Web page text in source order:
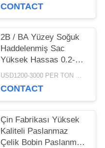
CONTACT
2B / BA Yüzey Soğuk
Haddelenmiş Sac
Yüksek Hassas 0.2-
100mm Kalınlık
USD1200-3000 PER TON MOQ:1TON
CONTACT
Çin Fabrikası Yüksek
Kaliteli Paslanmaz
Çelik Bobin Paslanmaz